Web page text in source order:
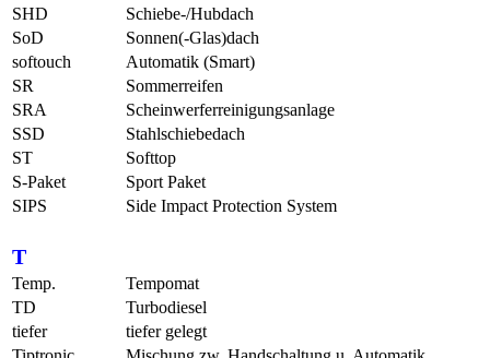
SHD
Schiebe-/Hubdach
SoD
Sonnen(-Glas)dach
softouch
Automatik (Smart)
SR
Sommerreifen
SRA
Scheinwerferreinigungsanlage
SSD
Stahlschiebedach
ST
Softtop
S-Paket
Sport Paket
SIPS
Side Impact Protection System
T
Temp.
Tempomat
TD
Turbodiesel
tiefer
tiefer gelegt